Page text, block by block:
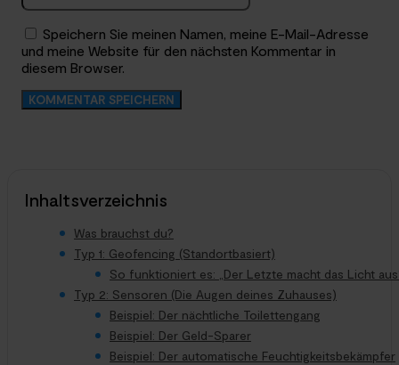
Speichern Sie meinen Namen, meine E-Mail-Adresse
und meine Website für den nächsten Kommentar in
diesem Browser.
Inhaltsverzeichnis
Was brauchst du?
Typ 1: Geofencing (Standortbasiert)
So funktioniert es: „Der Letzte macht das Licht
Typ 2: Sensoren (Die Augen deines Zuhauses)
Beispiel: Der nächtliche Toilettengang
Beispiel: Der Geld-Sparer
Beispiel: Der automatische Feuchtigkeitsbekämpfer